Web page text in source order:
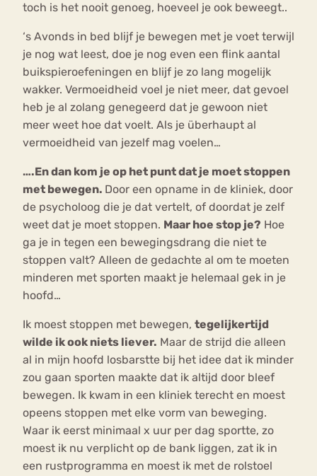
toch is het nooit genoeg, hoeveel je ook beweegt..
‘s Avonds in bed blijf je bewegen met je voet terwijl
je nog wat leest, doe je nog even een flink aantal
buikspieroefeningen en blijf je zo lang mogelijk
wakker. Vermoeidheid voel je niet meer, dat gevoel
heb je al zolang genegeerd dat je gewoon niet
meer weet hoe dat voelt. Als je überhaupt al
vermoeidheid van jezelf mag voelen…
….En dan kom je op het punt dat je moet stoppen
met bewegen. Door een opname in de kliniek, door
de psycholoog die je dat vertelt, of doordat je zelf
weet dat je moet stoppen. Maar hoe stop je? Hoe
ga je in tegen een bewegingsdrang die niet te
stoppen valt? Alleen de gedachte al om te moeten
minderen met sporten maakt je helemaal gek in je
hoofd…
Ik moest stoppen met bewegen, tegelijkertijd
wilde ik ook niets liever. Maar de strijd die alleen
al in mijn hoofd losbarstte bij het idee dat ik minder
zou gaan sporten maakte dat ik altijd door bleef
bewegen. Ik kwam in een kliniek terecht en moest
opeens stoppen met elke vorm van beweging.
Waar ik eerst minimaal x uur per dag sportte, zo
moest ik nu verplicht op de bank liggen, zat ik in
een rustprogramma en moest ik met de rolstoel